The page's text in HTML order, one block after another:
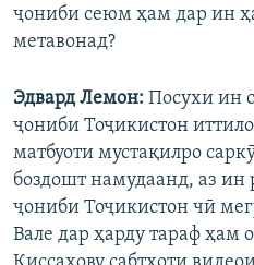
ҷониби сеюм ҳам дар ин
метавонад?
Эдвард Лемон: Посухи ин
ҷониби Тоҷикистон
матбуоти мустақилро
боздошт намудаанд, аз ин
ҷониби Тоҷикистон чӣ
Вале дар ҳарду тараф ҳам